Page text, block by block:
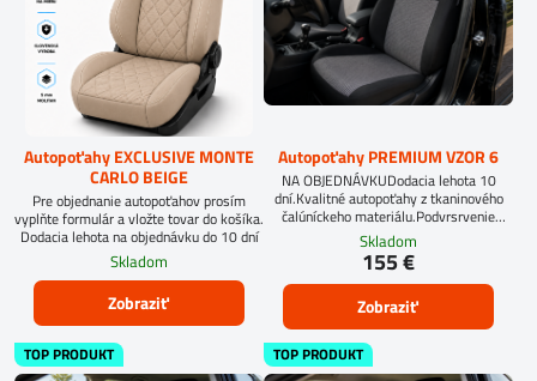
Autopoťahy EXCLUSIVE MONTE
CARLO BEIGE
Pre objednanie autopoťahov prosím
vyplňte formulár a vložte tovar do košíka.
Dodacia lehota na objednávku do 10 dní
Skladom
Zobraziť
Autopoťahy PREMIUM VZOR 6
NA OBJEDNÁVKUDodacia lehota 10
dní.Kvalitné autopoťahy z tkaninového
čalúníckeho materiálu.Podvrsrvenie
molitan 5 mm.Pri objednávke
autopoťahov šitých na mieru, vyplňte
prosím údaje o sedadlách Vášho
automobilu.
Skladom
155 €
Zobraziť
TOP PRODUKT TOP PRODUKT